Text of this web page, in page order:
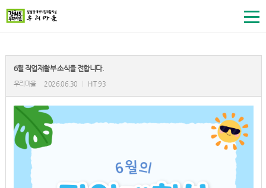
6월 직업재활부 소식을 전합니다.
우리마을 2026.06.30 HIT 93